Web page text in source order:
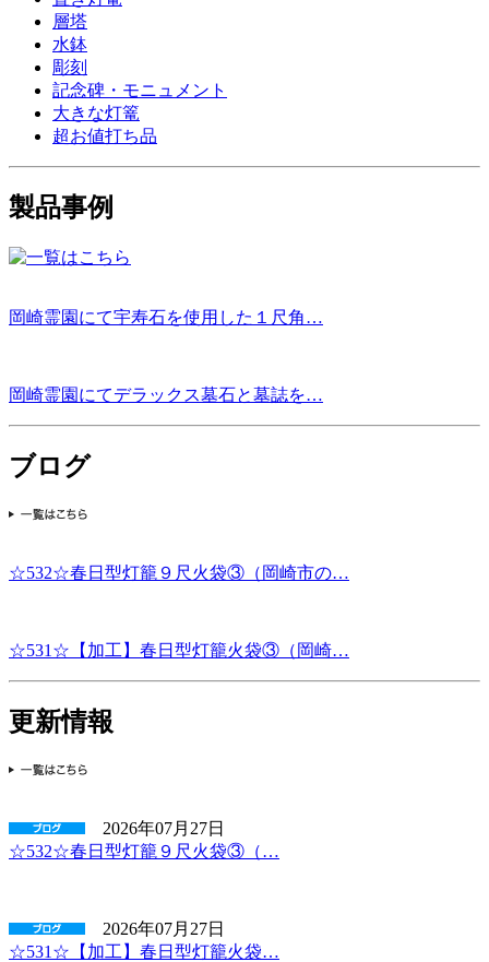
層塔
水鉢
彫刻
記念碑・モニュメント
大きな灯篭
超お値打ち品
製品事例
岡崎霊園にて宇寿石を使用した１尺角…
岡崎霊園にてデラックス墓石と墓誌を…
ブログ
☆532☆春日型灯籠９尺火袋③（岡崎市の…
☆531☆【加工】春日型灯籠火袋③（岡崎…
更新情報
2026年07月27日
☆532☆春日型灯籠９尺火袋③（…
2026年07月27日
☆531☆【加工】春日型灯籠火袋…